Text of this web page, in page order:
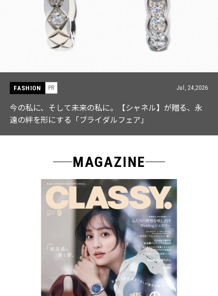
FASHION PR Jul, 15,2026
【ICB】人気インフルエンサーと共同制作! 週5で着たく
なる「名品ブラウス」２選
MAGAZINE